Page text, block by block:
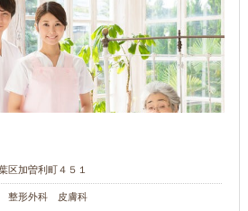
区加曽利町４５１
整形外科 皮膚科